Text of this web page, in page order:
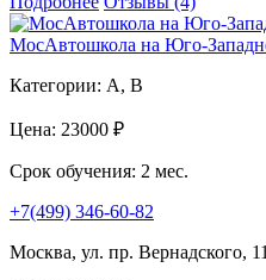
МосАвтошкола на Юго-
Категории: A, B
Цена: 23000 ₽
Срок обучения: 2 мес.
+7(499) 346-60-82
Москва, ул. пр. Вернадского,